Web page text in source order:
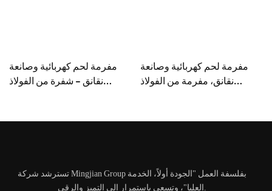
مفرمة لحم كهربائية وصانعة
نقانق - شفرة من الفولاذ
MGO
مفرمة لحم كهربائية وصانعة
نقانق، مفرمة من الفولاذ
تسترشد شركة Mingjian Group بفلسفة العمل "الجودة أولاً، الخدمة